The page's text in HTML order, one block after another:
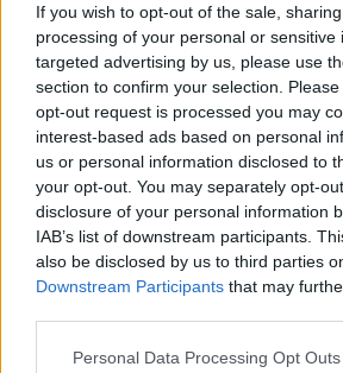
If you wish to opt-out of the sale,
processing of your personal or sensitive
targeted advertising by us, please use
section to confirm your selection.
opt-out request is processed you may
interest-based ads based on personal
us or personal information disclosed to
your opt-out. You may separately opt-
disclosure of your personal information
IAB’s list of downstream participants.
also be disclosed by us to third parties
Downstream Participants that may
Personal Data Processing Opt Outs
rilevazione più rapida dei problemi di
applicazioni di rilevamento come
resiliente“.
Le attività pianificate si concentreranno su
monitoraggio avanzato e la
identificare anomalie, degradi delle
interruzioni prima che si verifichino; e il
eventi esterni e condizioni
movimenti, lungo l’infrastruttura.
monitoraggio più accurato dell’ambiente